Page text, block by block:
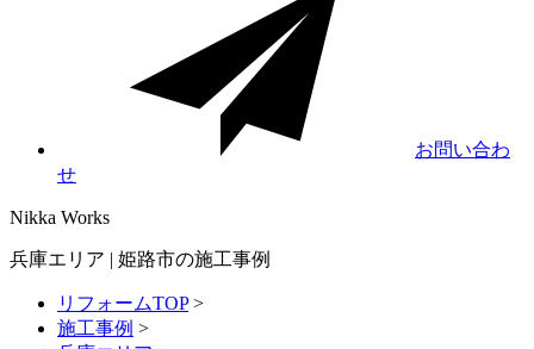
お問い合わ
せ
Nikka Works
兵庫エリア | 姫路市の施工事例
リフォームTOP>
施工事例 >